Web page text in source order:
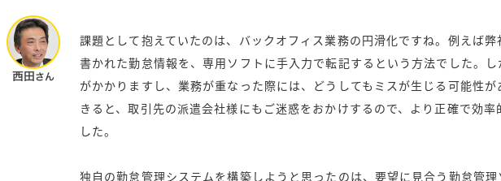
課題として抱えていたのは、バックオフィス業務の円滑化ですね。例えば
書かれた勤怠情報を、専用ソフトに手入力で転記するという方法でした。
がかかりますし、業務が重なった際には、どうしてもミスが生じる可能性
きると、取引先の派遣会社様にもご迷惑をおかけするので、より正確で効率
した。
独自の勤怠管理システムを構築しようと思ったのは、要望に見合う勤怠管